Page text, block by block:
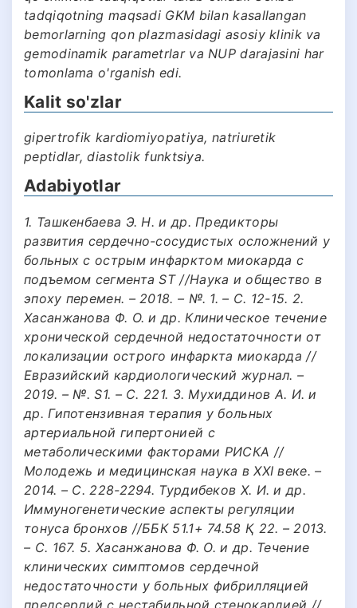
tadqiqotning maqsadi GKM bilan kasallangan
bemorlarning qon plazmasidagi asosiy klinik va
gemodinamik parametrlar va NUP darajasini har
tomonlama o'rganish edi.
Kalit so'zlar
gipertrofik kardiomiyopatiya, natriuretik
peptidlar, diastolik funktsiya.
Adabiyotlar
1. Ташкенбаева Э. Н. и др. Предикторы
развития сердечно-сосудистых осложнений у
больных с острым инфарктом миокарда с
подъемом сегмента ST //Наука и общество в
эпоху перемен. – 2018. – №. 1. – С. 12-15. 2.
Хасанжанова Ф. О. и др. Клиническое течение
хронической сердечной недостаточности от
локализации острого инфаркта миокарда //
Евразийский кардиологический журнал. –
2019. – №. S1. – С. 221. 3. Мухиддинов А. И. и
др. Гипотензивная терапия у больных
артериальной гипертонией с
метаболическими факторами РИСКА //
Молодежь и медицинская наука в XXI веке. –
2014. – С. 228-2294. Турдибеков Х. И. и др.
Иммуногенетические аспекты регуляции
тонуса бронхов //ББК 51.1+ 74.58 Қ 22. – 2013.
– С. 167. 5. Хасанжанова Ф. О. и др. Течение
клинических симптомов сердечной
недостаточности у больных фибрилляцией
предсердий с нестабильной стенокардией //